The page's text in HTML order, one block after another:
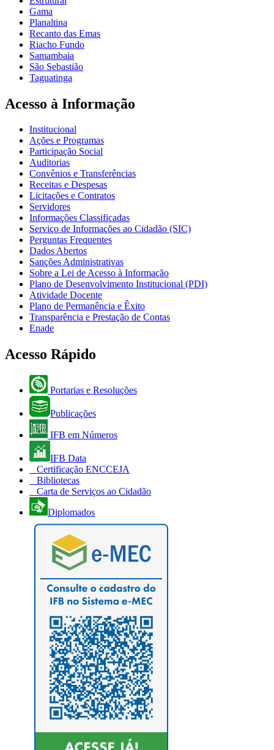
Gama
Planaltina
Recanto das Emas
Riacho Fundo
Samambaia
São Sebastião
Taguatinga
Acesso à Informação
Institucional
Ações e Programas
Participação Social
Auditorias
Convênios e Transferências
Receitas e Despesas
Licitações e Contratos
Servidores
Informações Classificadas
Serviço de Informações ao Cidadão (SIC)
Perguntas Frequentes
Dados Abertos
Sanções Administrativas
Sobre a Lei de Acesso à Informação
Plano de Desenvolvimento Institucional (PDI)
Atividade Docente
Plano de Permanência e Êxito
Transparência e Prestação de Contas
Enade
Acesso Rápido
Portarias e Resoluções
Publicações
IFB em Números
IFB Data
Certificação ENCCEJA
Bibliotecas
Carta de Serviços ao Cidadão
Diplomados